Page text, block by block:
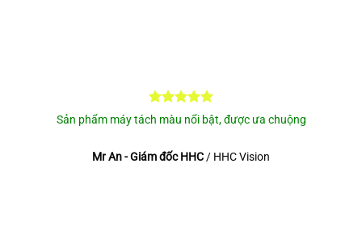
Sản phẩm máy tách màu nổi bật, được ưa chuộng
Mr An - Giám đốc HHC / HHC Vision